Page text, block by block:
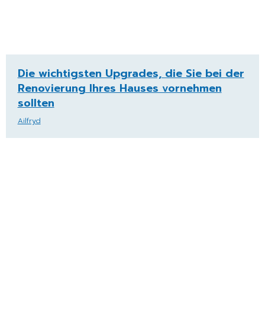
Die wichtigsten Upgrades, die Sie bei der
Renovierung Ihres Hauses vornehmen
sollten
Ailfryd